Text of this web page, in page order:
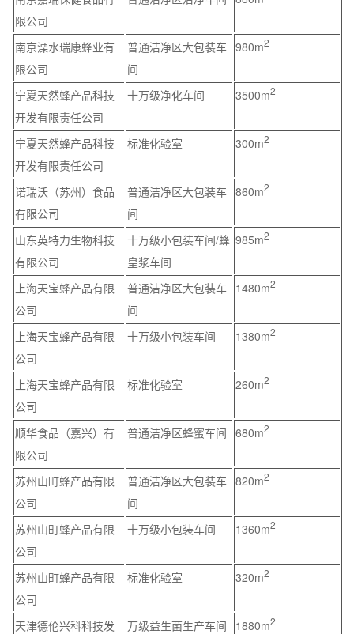
限公司
南京溧水瑞康蜂业有
限公司
普通洁净区大包装车
间
980m2
宁夏天然蜂产品科技
开发有限责任公司
十万级净化车间 3500m2
宁夏天然蜂产品科技
开发有限责任公司
标准化验室 300m2
诺瑞沃（苏州）食品
有限公司
普通洁净区大包装车
间
860m2
山东英特力生物科技
有限公司
十万级小包装车间/蜂
皇浆车间
985m2
上海天宝蜂产品有限
公司
普通洁净区大包装车
间
1480m2
上海天宝蜂产品有限
公司
十万级小包装车间 1380m2
上海天宝蜂产品有限
公司
标准化验室 260m2
顺华食品（嘉兴）有
限公司
普通洁净区蜂蜜车间 680m2
苏州山町蜂产品有限
公司
普通洁净区大包装车
间
820m2
苏州山町蜂产品有限
公司
十万级小包装车间 1360m2
苏州山町蜂产品有限
公司
标准化验室 320m2
天津德伦兴科科技发
万级益生菌生产车间 1880m2